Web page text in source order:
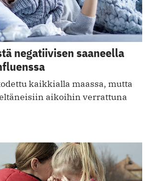
negatiivisen saaneella
kaikkialla maassa, mutta
aikoihin verrattuna